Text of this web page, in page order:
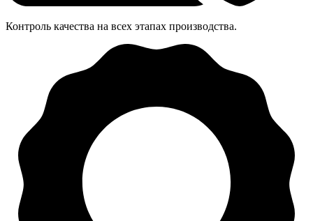
Контроль качества на всех этапах производства.